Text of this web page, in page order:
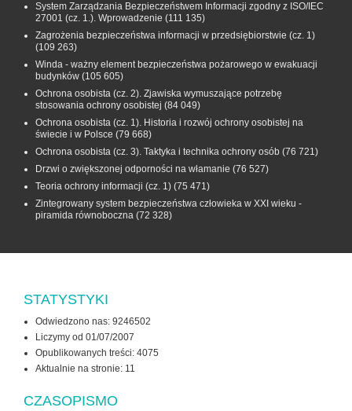
System Zarządzania Bezpieczeństwem Informacji zgodny z ISO/IEC
27001 (cz. 1.). Wprowadzenie (111 135)
Zagrożenia bezpieczeństwa informacji w przedsiębiorstwie (cz. 1)
(109 263)
Winda - ważny element bezpieczeństwa pożarowego w ewakuacji
budynków (105 605)
Ochrona osobista (cz. 2). Zjawiska wymuszające potrzebę
stosowania ochrony osobistej (84 049)
Ochrona osobista (cz. 1). Historia i rozwój ochrony osobistej na
świecie i w Polsce (79 668)
Ochrona osobista (cz. 3). Taktyka i technika ochrony osób (76 721)
Drzwi o zwiększonej odporności na włamanie (76 527)
Teoria ochrony informacji (cz. 1) (75 471)
Zintegrowany system bezpieczeństwa człowieka w XXI wieku -
piramida równoboczna (72 328)
STATYSTYKI
Odwiedzono nas: 9246502
Liczymy od 01/07/2007
Opublikowanych treści: 4075
Aktualnie na stronie: 11
CZASOPISMO